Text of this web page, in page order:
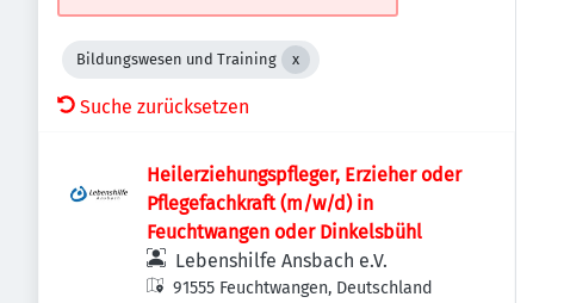
Bildungswesen und Training
Suche zurücksetzen
Heilerziehungspfleger, Erzieher oder
Pflegefachkraft (m/w/d) in
Feuchtwangen oder Dinkelsbühl
Lebenshilfe Ansbach e.V.
91555 Feuchtwangen, Deutschland